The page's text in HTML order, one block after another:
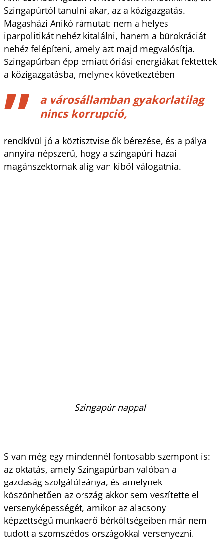
Szingapúrtól tanulni akar, az a közigazgatás.
Magasházi Anikó rámutat: nem a helyes
iparpolitikát nehéz kitalálni, hanem a bürokráciát
nehéz felépíteni, amely azt majd megvalósítja.
Szingapúrban épp emiatt óriási energiákat fektettek
a közigazgatásba, melynek következtében
a városállamban gyakorlatilag
nincs korrupció,
rendkívül jó a köztisztviselők bérezése, és a pálya
annyira népszerű, hogy a szingapúri hazai
magánszektornak alig van kiből válogatnia.
Szingapúr nappal
S van még egy mindennél fontosabb szempont is:
az oktatás, amely Szingapúrban valóban a
gazdaság szolgálóleánya, és amelynek
köszönhetően az ország akkor sem veszítette el
versenyképességét, amikor az alacsony
képzettségű munkaerő bérköltségeiben már nem
tudott a szomszédos országokkal versenyezni.